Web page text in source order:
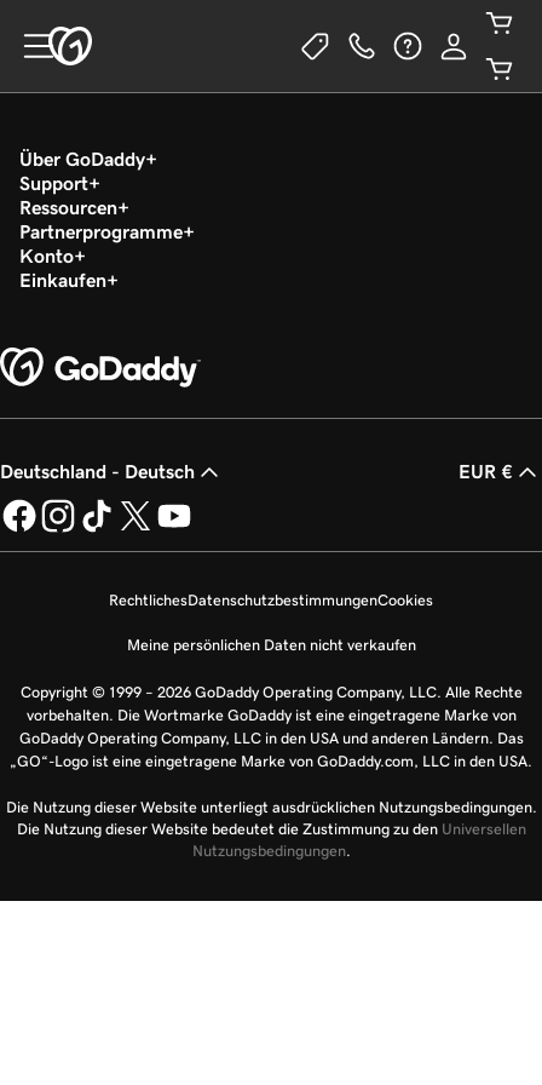
Über GoDaddy
Support
Ressourcen
Partnerprogramme
Konto
Einkaufen
Deutschland - Deutsch EUR €
RechtlichesDatenschutzbestimmungenCookies
Meine persönlichen Daten nicht verkaufen
Copyright © 1999 – 2026 GoDaddy Operating Company, LLC. Alle Rechte
vorbehalten. Die Wortmarke GoDaddy ist eine eingetragene Marke von
GoDaddy Operating Company, LLC in den USA und anderen Ländern. Das
„GO“-Logo ist eine eingetragene Marke von GoDaddy.com, LLC in den USA.
Die Nutzung dieser Website unterliegt ausdrücklichen Nutzungsbedingungen.
Die Nutzung dieser Website bedeutet die Zustimmung zu den Universellen
Nutzungsbedingungen.